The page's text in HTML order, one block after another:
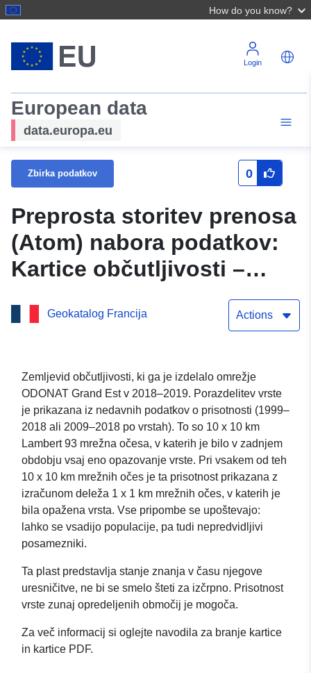
How do you know?
Login
European data
data.europa.eu
Zbirka podatkov 0
Preprosta storitev prenosa
(Atom) nabora podatkov:
Kartice občutljivosti –
neobčutljive tehtane
poštne kartice –
(Common Seratin)
Geokatalog Francija Actions
Zemljevid občutljivosti, ki ga je izdelalo omrežje
ODONAT Grand Est v 2018–2019. Porazdelitev vrste
je prikazana iz nedavnih podatkov o prisotnosti (1999–
2018 ali 2009–2018 po vrstah). To so 10 x 10 km
Lambert 93 mrežna očesa, v katerih je bilo v zadnjem
obdobju vsaj eno opazovanje vrste. Pri vsakem od teh
10 x 10 km mrežnih očes je ta prisotnost prikazana z
izračunom deleža 1 x 1 km mrežnih očes, v katerih je
bila opažena vrsta. Vse pripombe se upoštevajo:
lahko se vsadijo populacije, pa tudi nepredvidljivi
posamezniki.
Ta plast predstavlja stanje znanja v času njegove
uresničitve, ne bi se smelo šteti za izčrpno. Prisotnost
vrste zunaj opredeljenih območij je mogoča.
Za več informacij si oglejte navodila za branje kartice
in kartice PDF.